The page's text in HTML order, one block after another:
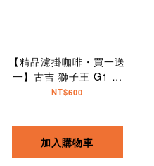
【精品濾掛咖啡・買一送
一】古吉 獅子王 G1 水
洗｜10入
NT$600
加入購物車